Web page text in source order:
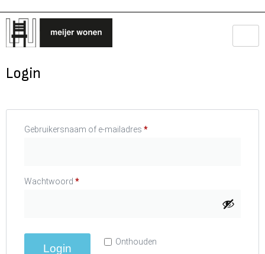
Login
Gebruikersnaam of e-mailadres *
Wachtwoord *
Onthouden
Login